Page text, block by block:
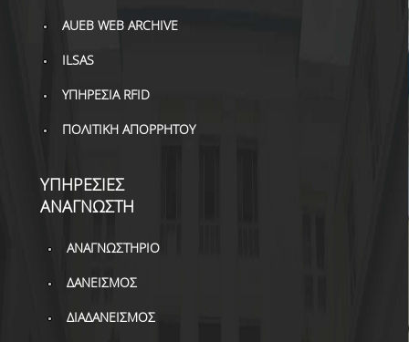
AUEB WEB ARCHIVE
ILSAS
ΥΠΗΡΕΣΙΑ RFID
ΠΟΛΙΤΙΚΗ ΑΠΟΡΡΗΤΟΥ
ΥΠΗΡΕΣΙΕΣ
ΑΝΑΓΝΩΣΤΗ
ΑΝΑΓΝΩΣΤΗΡΙΟ
ΔΑΝΕΙΣΜΟΣ
ΔΙΑΔΑΝΕΙΣΜΟΣ